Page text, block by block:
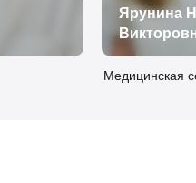
Ярунина
Медицинская